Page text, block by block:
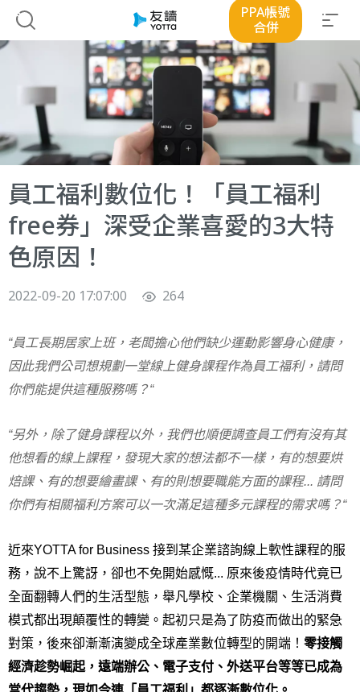
PPA帳號
合併
員工福利數位化！「員工福利
free券」深受企業喜愛的3大特
色原因！
2022-09-20 17:07:00 264
“員工長期居家上班，老闆擔心他們缺少運動影響身心健康，
因此我們公司想規劃一堂線上健身課程作為員工福利，請問
你們能提供這種服務嗎？“
“另外，除了健身課程以外，我們也順便調查員工們有沒有其
他想看的線上課程，發現大家的想法都不一樣，有的想要烘
焙課、有的想要繪畫課、有的則想要職能方面的課程... 請問
你們有相關福利方案可以一次滿足這種多元課程的需求嗎？“
近來YOTTA for Business 接到某企業諮詢線上軟性課程的服
務，說不上驚訝，卻也不免開始感慨... 原來後疫情時代竟已
全面翻轉人們的生活型態，舉凡學校、企業機關、生活消費
模式都出現顛覆性的轉變。起初只是為了防疫而做出的緊急
對策，後來卻漸漸演變成全球產業數位轉型的開端！ 零接觸
經濟趁勢崛起，遠端辦公、電子支付、外送平台等等已成為